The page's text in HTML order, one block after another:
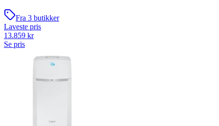
Fra 3 butikker
Laveste pris
13.859 kr
Se pris